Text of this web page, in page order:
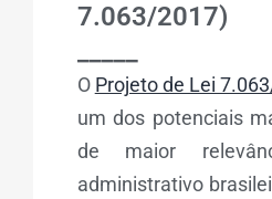
7.063/2017)
O Projeto de Lei
um dos potenciais
de maior
administrativo